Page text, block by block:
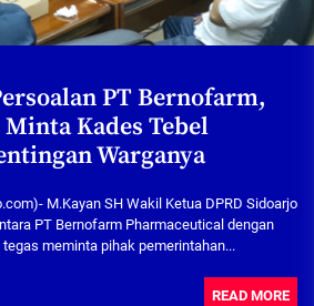
PT Bernofarm,
Kades Tebel
Warganya
M.Kayan SH Wakil Ketua DPRD Sidoarjo
PT Bernofarm Pharmaceutical dengan
meminta pihak pemerintahan...
READ MORE